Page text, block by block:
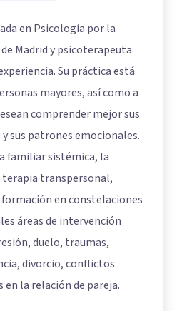
en Psicología por la
Madrid y psicoterapeuta
Su práctica está
mayores, así como a
comprender mejor sus
sus patrones emocionales.
familiar sistémica, la
transpersonal,
en constelaciones
áreas de intervención
duelo, traumas,
divorcio, conflictos
la relación de pareja.